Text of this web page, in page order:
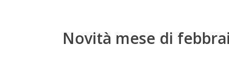
Novità mese di